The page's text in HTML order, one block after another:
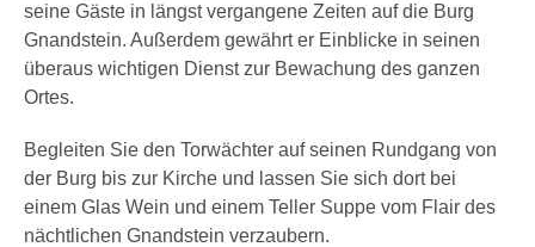
seine Gäste in längst vergangene Zeiten auf die Burg
Gnandstein. Außerdem gewährt er Einblicke in seinen
überaus wichtigen Dienst zur Bewachung des ganzen
Ortes.
Begleiten Sie den Torwächter auf seinen Rundgang von
der Burg bis zur Kirche und lassen Sie sich dort bei
einem Glas Wein und einem Teller Suppe vom Flair des
nächtlichen Gnandstein verzaubern.